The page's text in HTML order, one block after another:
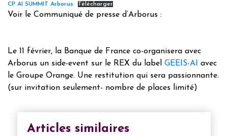
CP AI SUMMIT Arborus
Télécharger
Voir le Communiqué de presse d’Arborus :
Le 11 février, la Banque de France co-organisera avec
Arborus un side-event sur le REX du label GEEIS-AI
avec
le Groupe Orange. Une restitution qui sera passionnante.
(sur invitation seulement- nombre de places limité)
Articles similaires